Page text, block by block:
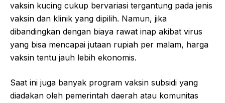
vaksin kucing cukup bervariasi tergantung pada jenis
vaksin dan klinik yang dipilih. Namun, jika
dibandingkan dengan biaya rawat inap akibat virus
yang bisa mencapai jutaan rupiah per malam, harga
vaksin tentu jauh lebih ekonomis.
Saat ini juga banyak program vaksin subsidi yang
diadakan oleh pemerintah daerah atau komunitas